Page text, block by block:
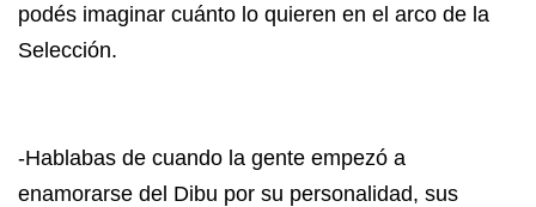
podés imaginar cuánto lo quieren en el arco de la
Selección.
-Hablabas de cuando la gente empezó a
enamorarse del Dibu por su personalidad, sus